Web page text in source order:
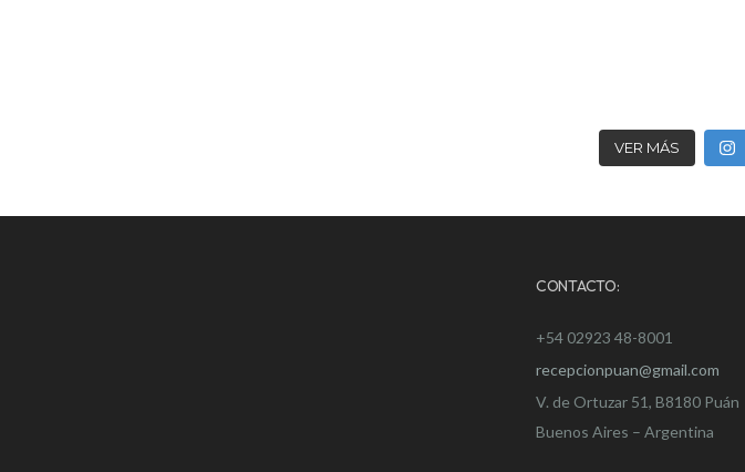
VER MÁS
CONTACTO:
+54 02923 48-8001
recepcionpuan@gmail.com
V. de Ortuzar 51, B8180 Puán
Buenos Aires – Argentina